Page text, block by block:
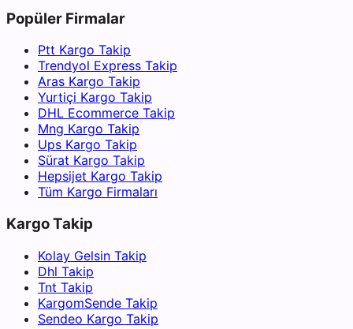
Popüler Firmalar
Ptt Kargo Takip
Trendyol Express Takip
Aras Kargo Takip
Yurtiçi Kargo Takip
DHL Ecommerce Takip
Mng Kargo Takip
Ups Kargo Takip
Sürat Kargo Takip
Hepsijet Kargo Takip
Tüm Kargo Firmaları
Kargo Takip
Kolay Gelsin Takip
Dhl Takip
Tnt Takip
KargomSende Takip
Sendeo Kargo Takip